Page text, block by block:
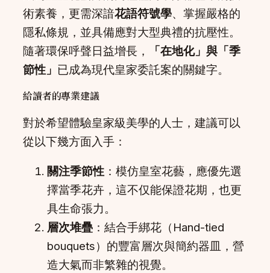
術素養，更需深諳花語符號學、掌握嚴格的
隱私條規，並具備應對大型典禮的抗壓性。
隨著環保呼聲日益增長，
「在地化」與「季
節性」 已成為現代皇家委託案的關鍵字。
給讀者的專業建議
對於希望體驗皇家級美學的人士，建議可以
從以下幾方面入手：
關注季節性 ：模仿皇室花藝，應優先選
擇當季花卉，這不仅能保證花期，也更
具生命張力。
層次堆疊 ：結合手綁花（Hand-tied
bouquets）的豐富層次與簡約器皿，營
造大氣而非繁雜的視覺。